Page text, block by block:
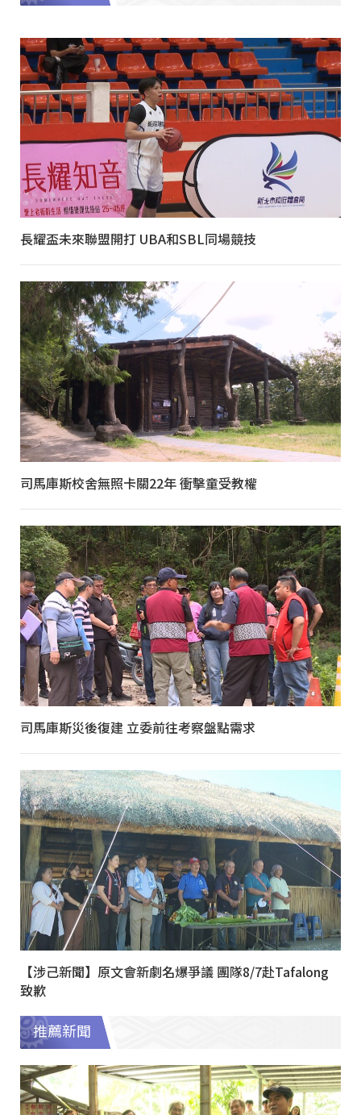
長耀盃未來聯盟開打 UBA和SBL同場競技
司馬庫斯校舍無照卡關22年 衝擊童受教權
司馬庫斯災後復建 立委前往考察盤點需求
【涉己新聞】原文會新劇名爆爭議 團隊8/7赴Tafalong
致歉
推薦新聞